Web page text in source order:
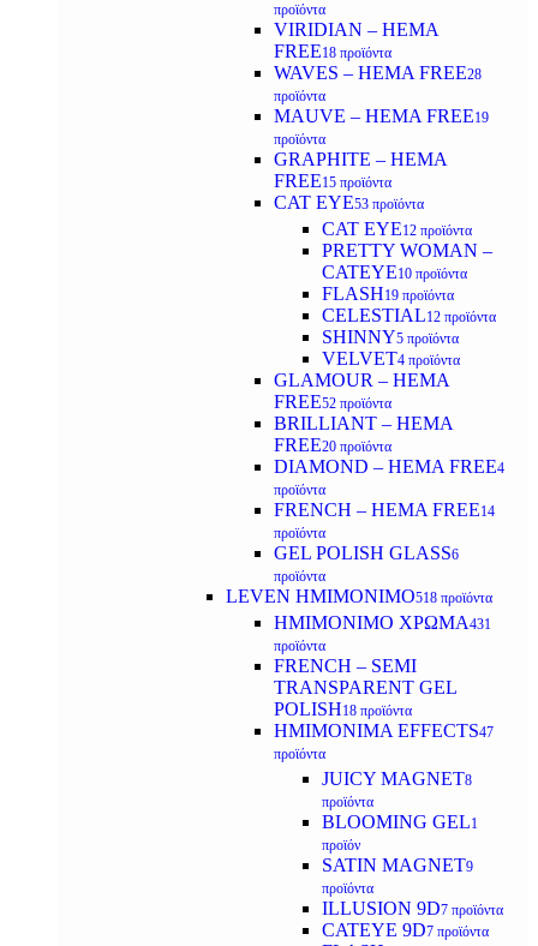
προϊόντα
VIRIDIAN – HEMA
FREE18 προϊόντα
WAVES – HEMA FREE28
προϊόντα
MAUVE – HEMA FREE19
προϊόντα
GRAPHITE – HEMA
FREE15 προϊόντα
CAT EYE53 προϊόντα
CAT EYE12 προϊόντα
PRETTY WOMAN –
CATEYE10 προϊόντα
FLASH19 προϊόντα
CELESTIAL12 προϊόντα
SHINNY5 προϊόντα
VELVET4 προϊόντα
GLAMOUR – HEMA
FREE52 προϊόντα
BRILLIANT – HEMA
FREE20 προϊόντα
DIAMOND – HEMA FREE4
προϊόντα
FRENCH – HEMA FREE14
προϊόντα
GEL POLISH GLASS6
προϊόντα
LEVEN ΗΜΙΜΟΝΙΜΟ518 προϊόντα
ΗΜΙΜΟΝΙΜΟ ΧΡΩΜΑ431
προϊόντα
FRENCH – SEMI
TRANSPARENT GEL
POLISH18 προϊόντα
HMIMONIMA EFFECTS47
προϊόντα
JUICY MAGNET8
προϊόντα
BLOOMING GEL1
προϊόν
SATIN MAGNET9
προϊόντα
ILLUSION 9D7 προϊόντα
CATEYE 9D7 προϊόντα